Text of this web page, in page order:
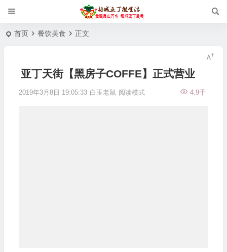
首页 餐饮美食 正文
亚丁天街【黑房子COFFE】正式营业
2019年3月8日 19:05:33 白玉老鼠 4.9千
阅读模式